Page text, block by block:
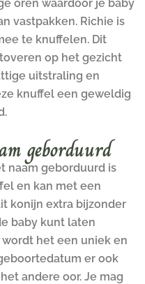
oren waardoor je baby
vastpakken. Richie is
te knuffelen. Dit
op het gezicht
uitstraling en
knuffel een geweldig
geborduurd
naam geborduurd is
en kan met een
konijn extra bijzonder
baby kunt laten
het een uniek en
er ook
andere oor. Je mag